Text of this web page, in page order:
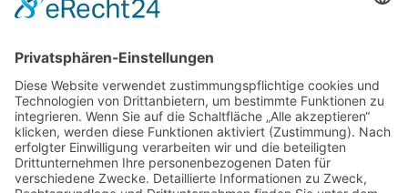
Kontakt
RECHTLICHES
Impressum
Datenschutz
AGBs